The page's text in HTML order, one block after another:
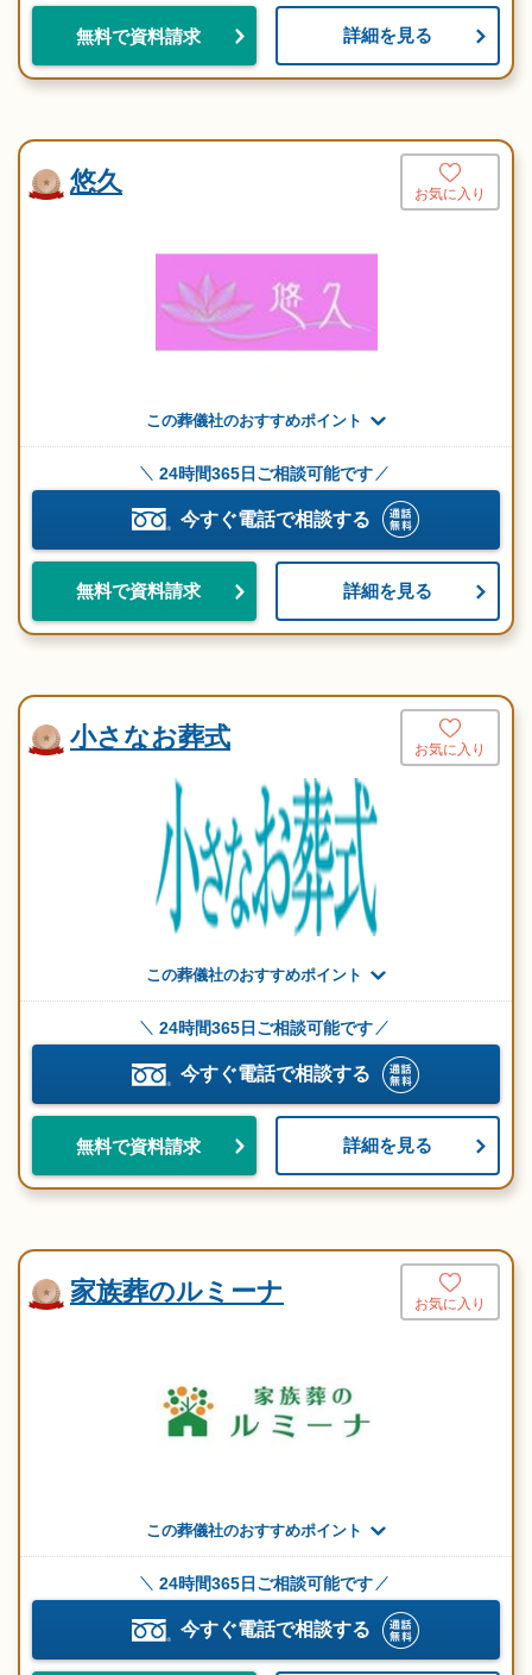
無料で資料請求 詳細を見る
悠久 お気に入り
この葬儀社のおすすめポイント
24時間365日ご相談可能です
今すぐ電話で相談する
無料で資料請求 詳細を見る
小さなお葬式 お気に入り
この葬儀社のおすすめポイント
24時間365日ご相談可能です
今すぐ電話で相談する
無料で資料請求 詳細を見る
家族葬のルミーナ お気に入り
この葬儀社のおすすめポイント
24時間365日ご相談可能です
今すぐ電話で相談する